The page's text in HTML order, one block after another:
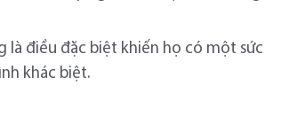
là điều đặc biệt khiến họ có một sức
khác biệt.